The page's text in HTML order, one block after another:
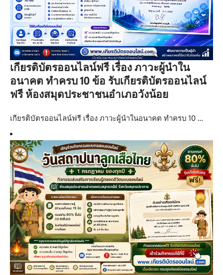
เกียรติบัตรออนไลน์ฟรี เรื่อง ภาวะผู้นำใน
อนาคต ทำครบ 10 ข้อ รับเกียรติบัตรออนไลน์
ฟรี ห้องสมุดประชาชนอำเภอวังน้อย
เกียรติบัตรออนไลน์ฟรี เรื่อง ภาวะผู้นำในอนาคต ทำครบ 10 …